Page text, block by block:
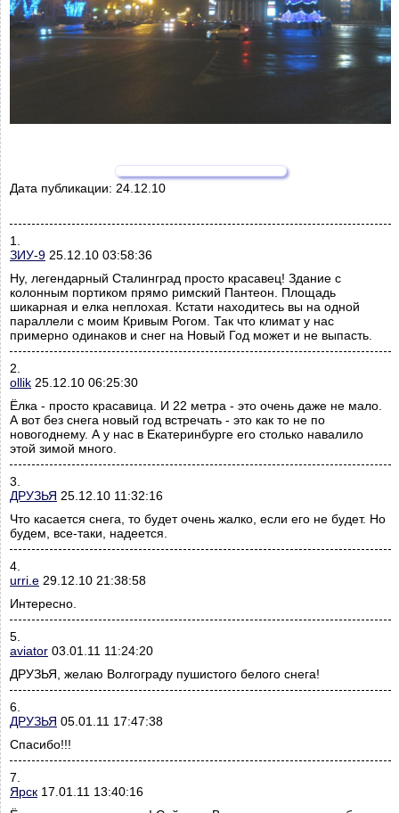
Дата публикации: 24.12.10
1.
ЗИУ-9 25.12.10 03:58:36
Ну, легендарный Сталинград просто красавец! Здание с
колонным портиком прямо римский Пантеон. Площадь
шикарная и елка неплохая. Кстати находитесь вы на одной
параллели с моим Кривым Рогом. Так что климат у нас
примерно одинаков и снег на Новый Год может и не выпасть.
2.
ollik 25.12.10 06:25:30
Ёлка - просто красавица. И 22 метра - это очень даже не мало.
А вот без снега новый год встречать - это как то не по
новогоднему. А у нас в Екатеринбурге его столько навалило
этой зимой много.
3.
ДРУЗЬЯ 25.12.10 11:32:16
Что касается снега, то будет очень жалко, если его не будет. Но
будем, все-таки, надеется.
4.
urri.e 29.12.10 21:38:58
Интересно.
5.
aviator 03.01.11 11:24:20
ДРУЗЬЯ, желаю Волгограду пушистого белого снега!
6.
ДРУЗЬЯ 05.01.11 17:47:38
Спасибо!!!
7.
Ярск 17.01.11 13:40:16